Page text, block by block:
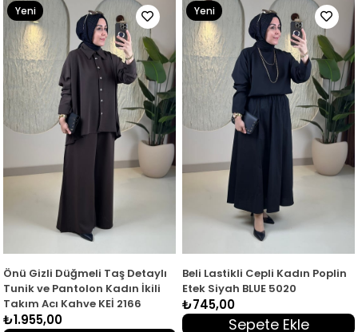
Önü Gizli Düğmeli Taş Detaylı
Tunik ve Pantolon Kadın İkili
Takım Acı Kahve KEİ 2166
₺1.955,00
Yeni
Ürün
Beli Lastikli Cepli Kadın Poplin
Etek Siyah BLUE 5020
₺745,00
Sepete Ekle
Yeni
Ürün